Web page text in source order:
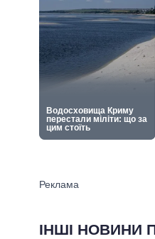
ІНШІ НОВИНИ